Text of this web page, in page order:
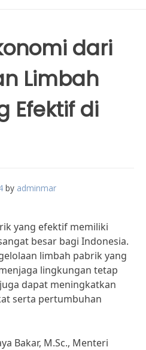
dari
Limbah
Efektif di
by adminmar
yang efektif memiliki
besar bagi Indonesia.
limbah pabrik yang
lingkungan tetap
dapat meningkatkan
serta pertumbuhan
Bakar, M.Sc., Menteri